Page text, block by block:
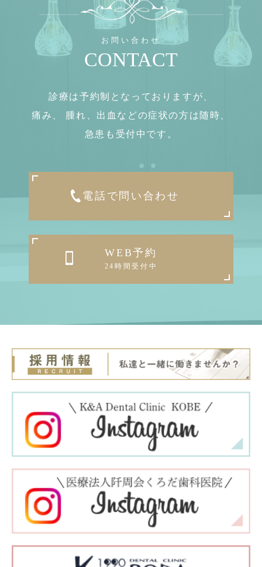
お問い合わせ
CONTACT
診療は予約制となっておりますが、
痛み、 腫れ、出血などの症状の方は随時、
急患も受付中です。
電話で問い合わせ
WEB予約
24時間受付中